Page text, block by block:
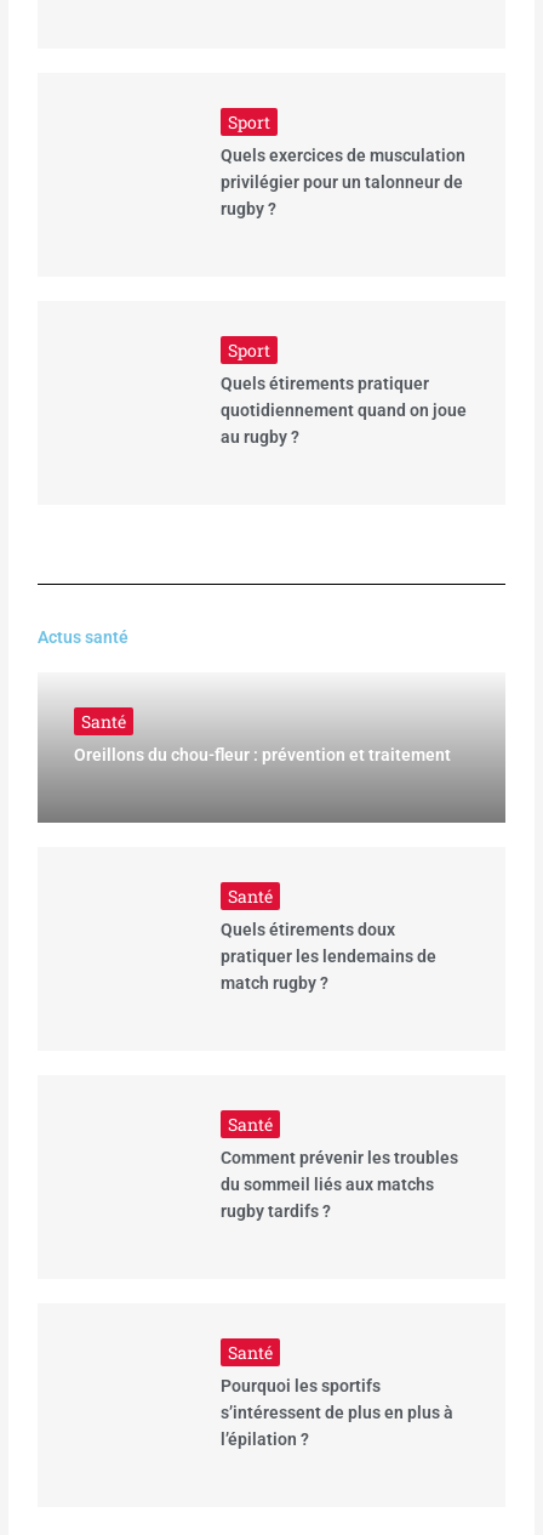
Sport
Quels exercices de musculation
privilégier pour un talonneur de
rugby ?
Sport
Quels étirements pratiquer
quotidiennement quand on joue
au rugby ?
Actus santé
Santé
Oreillons du chou-fleur : prévention et traitement
Santé
Quels étirements doux
pratiquer les lendemains de
match rugby ?
Santé
Comment prévenir les troubles
du sommeil liés aux matchs
rugby tardifs ?
Santé
Pourquoi les sportifs
s’intéressent de plus en plus à
l’épilation ?